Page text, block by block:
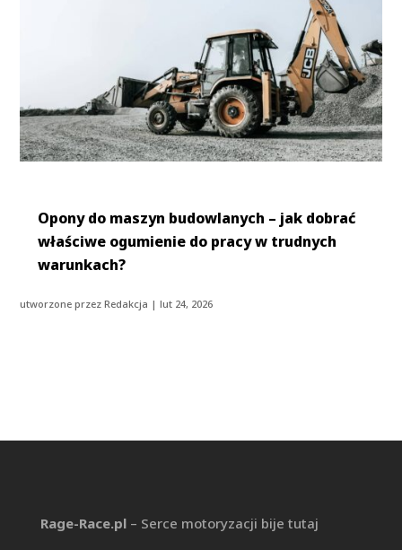
Opony do maszyn budowlanych – jak dobrać
właściwe ogumienie do pracy w trudnych
warunkach?
utworzone przezRedakcja |lut 24, 2026
Rage-Race.pl– Serce motoryzacji bije tutaj